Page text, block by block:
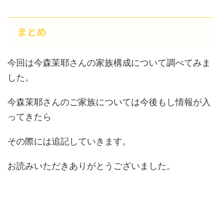
まとめ
今回は今森茉耶さんの家族構成について調べてみま
した。
今森茉耶さんのご家族については今後もし情報が入
ってきたら
その際には追記していきます。
お読みいただきありがとうございました。